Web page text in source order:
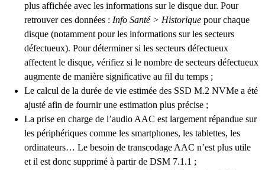
plus affichée avec les informations sur le disque dur. Pour
retrouver ces données : Info Santé > Historique pour chaque
disque (notamment pour les informations sur les secteurs
défectueux). Pour déterminer si les secteurs défectueux
affectent le disque, vérifiez si le nombre de secteurs défectueux
augmente de manière significative au fil du temps ;
Le calcul de la durée de vie estimée des SSD M.2 NVMe a été
ajusté afin de fournir une estimation plus précise ;
La prise en charge de l’audio AAC est largement répandue sur
les périphériques comme les smartphones, les tablettes, les
ordinateurs… Le besoin de transcodage AAC n’est plus utile
et il est donc supprimé à partir de DSM 7.1.1 ;